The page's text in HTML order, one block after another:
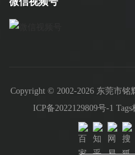
Copyright © 2002-2026 东莞市
ICP备2022129809号-1 Tags